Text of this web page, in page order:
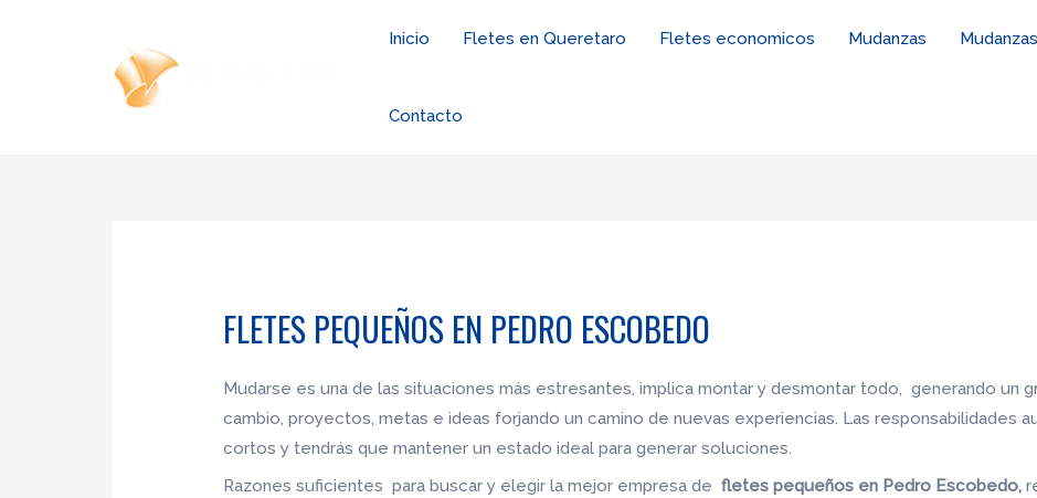
Inicio Fletes en Queretaro Fletes economicos Mudanzas
Contacto
FLETES PEQUEÑOS EN PEDRO ESCOBEDO
Mudarse es una de las situaciones más estresantes, implica montar y desmontar todo, generando un
cambio, proyectos, metas e ideas forjando un camino de nuevas experiencias. Las responsabilidades
cortos y tendrás que mantener un estado ideal para generar soluciones.
Razones suficientes para buscar y elegir la mejor empresa defletes pequeños en Pedro Escobedo,